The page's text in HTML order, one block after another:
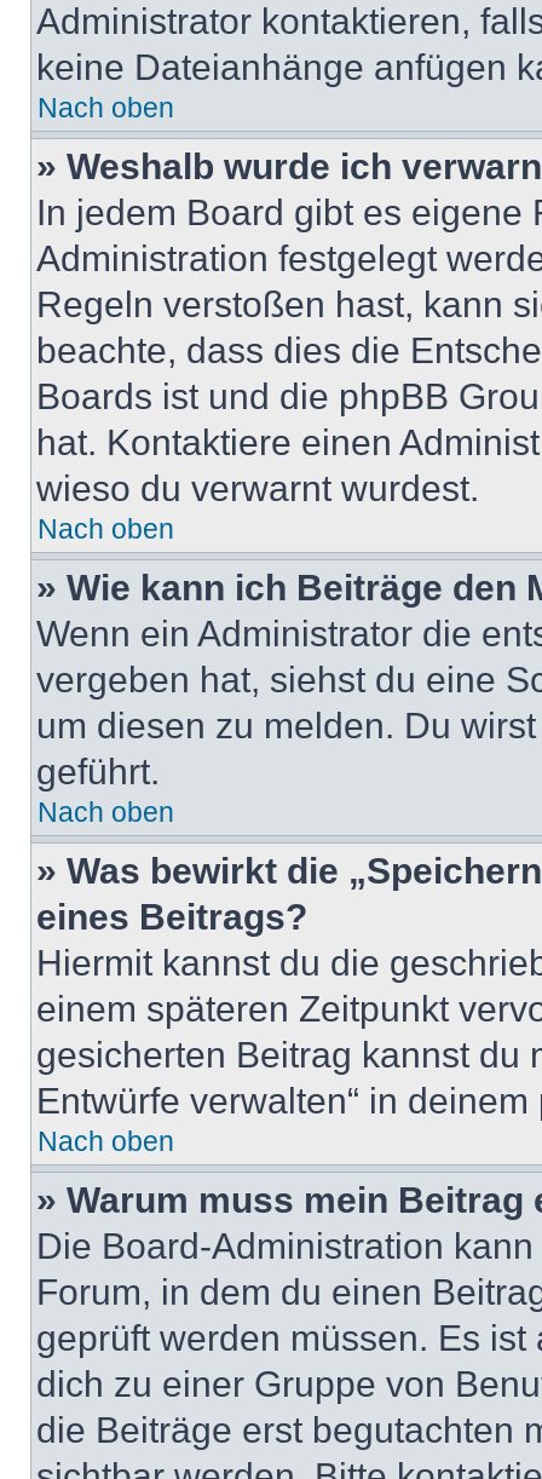
Administrator kontaktieren,
keine Dateianhänge anfügen
Nach oben
» Weshalb wurde ich
In jedem Board gibt es
Administration festgelegt
Regeln verstoßen hast, kann
beachte, dass dies die
Boards ist und die phpBB
hat. Kontaktiere einen
wieso du verwarnt wurdest.
Nach oben
» Wie kann ich Beiträge den
Wenn ein Administrator die
vergeben hat, siehst du eine
um diesen zu melden. Du
geführt.
Nach oben
» Was bewirkt die
eines Beitrags?
Hiermit kannst du die
einem späteren Zeitpunkt
gesicherten Beitrag kannst du
Entwürfe verwalten“ in
Nach oben
» Warum muss mein
Die Board-Administration
Forum, in dem du einen
geprüft werden müssen. Es
dich zu einer Gruppe von
die Beiträge erst begutachten